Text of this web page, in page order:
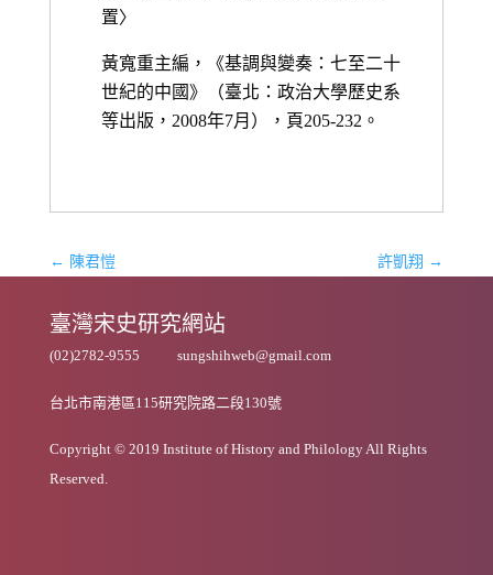
置〉
黃寬重主編，《基調與變奏：七至二十
世紀的中國》（臺北：政治大學歷史系
等出版，2008年7月），頁205-232。
← 陳君愷 許凱翔 →
臺灣宋史研究網站
(02)2782-9555 sungshihweb@gmail.com
台北市南港區115研究院路二段130號
Copyright © 2019 Institute of History and Philology All Rights
Reserved.